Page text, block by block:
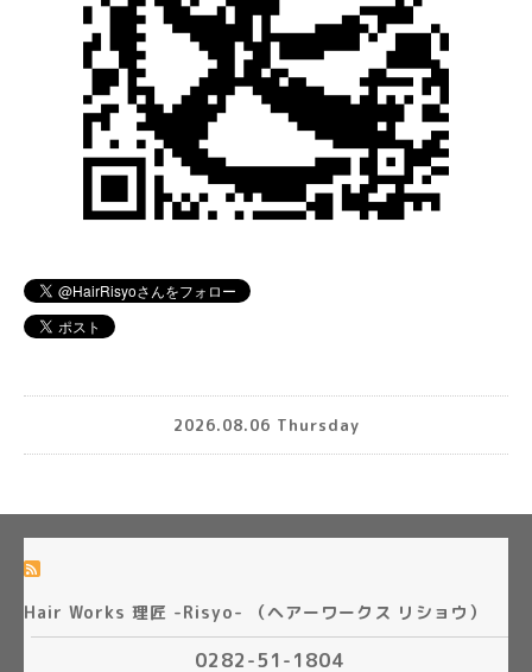
2026.08.06 Thursday
Hair Works 理匠 -Risyo- （ヘアーワークス リショウ）
0282-51-1804